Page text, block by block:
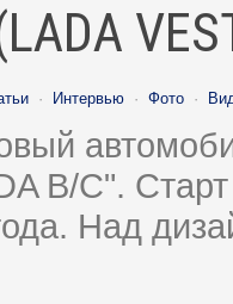
· Интервью · Фото ·
B/C".
Над